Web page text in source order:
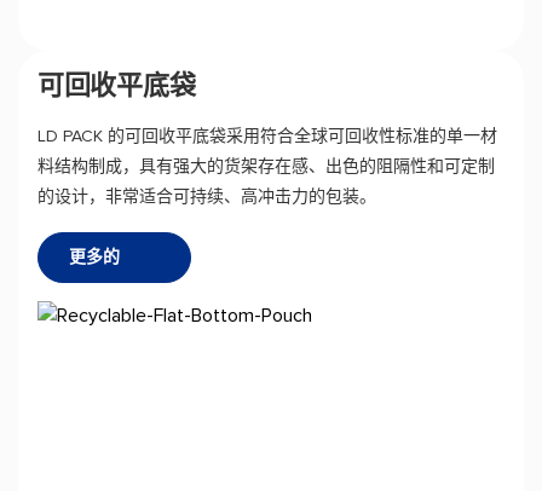
可回收平底袋
LD PACK 的可回收平底袋采用符合全球可回收性标准的单一材
料结构制成，具有强大的货架存在感、出色的阻隔性和可定制
的设计，非常适合可持续、高冲击力的包装。
更多的